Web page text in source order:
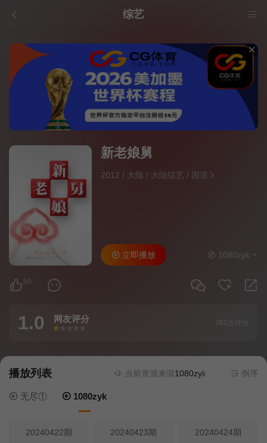
综艺
新老娘舅
2012 / 大陆 / 大陆综艺/ 国语
50
立即播放 1080zyk
1.0 网友评分
很差
较差还行推荐力荐
762次评分
播放列表 当前资源来源1080zyk- 在线播放,无需安
倒序
无尽① 1080zyk
20240422期 20240423期 20240424期